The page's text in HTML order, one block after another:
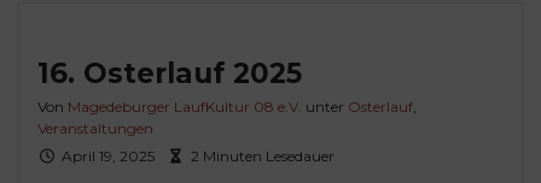
16. Osterlauf 2025
Von Magedeburger LaufKultur 08 e.V. unter Osterlauf,
Veranstaltungen
April 19, 2025
2 Minuten Lesedauer